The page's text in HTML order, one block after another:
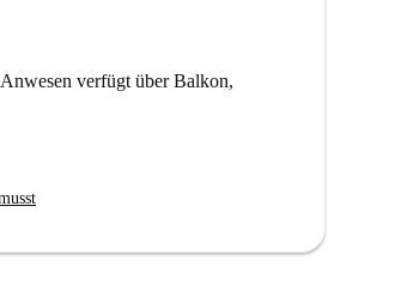
verfügt über Balkon,